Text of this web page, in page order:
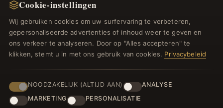
Cookie-instellingen
Wij gebruiken cookies om uw surfervaring te verbeteren,
gepersonaliseerde advertenties of inhoud weer te geven en
ons verkeer te analyseren. Door op "Alles accepteren" te
klikken, stemt u in met ons gebruik van cookies. Privacybeleid
NOODZAKELIJK (ALTIJD AAN)
ANALYSE
MARKETING
PERSONALISATIE
Nieuwe producten
Specials
Blog
Inloggen
BETAALMETHODEN